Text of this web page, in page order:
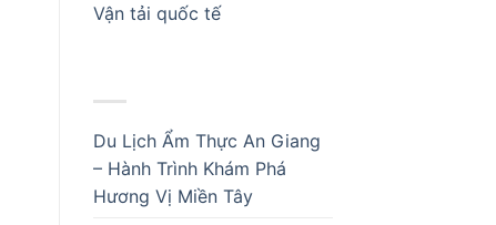
Vận tải quốc tế
Du Lịch Ẩm Thực An Giang
– Hành Trình Khám Phá
Hương Vị Miền Tây